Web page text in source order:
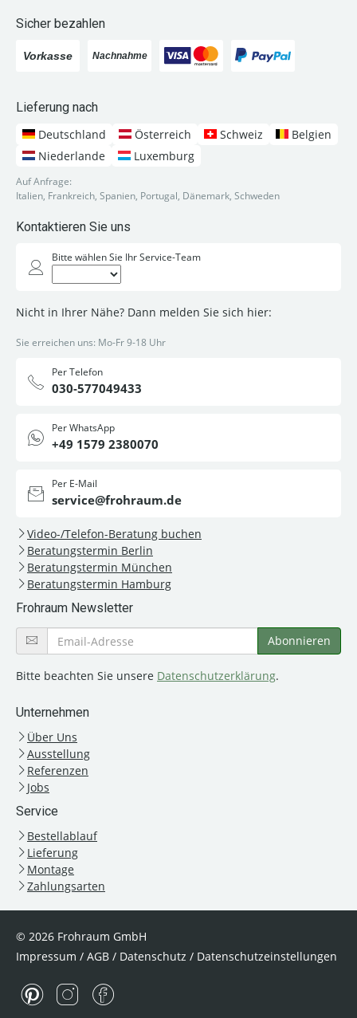
Sicher bezahlen
Lieferung nach
Deutschland
Österreich Schweiz
Belgien
Niederlande
Luxemburg
Auf Anfrage:
Italien, Frankreich, Spanien, Portugal, Dänemark, Schweden
Kontaktieren Sie uns
Bitte wählen Sie Ihr Service-Team
Nicht in Ihrer Nähe? Dann melden Sie sich hier:
Sie erreichen uns: Mo-Fr 9-18 Uhr
Per Telefon
030-577049433
Per WhatsApp
+49 1579 2380070
Per E-Mail
service@frohraum.de
Video-/Telefon-Beratung buchen
Beratungstermin Berlin
Beratungstermin München
Beratungstermin Hamburg
Frohraum Newsletter
Bitte beachten Sie unsere Datenschutzerklärung.
Unternehmen
Über Uns
Ausstellung
Referenzen
Jobs
Service
Bestellablauf
Lieferung
Montage
Zahlungsarten
© 2026 Frohraum GmbH
Impressum / AGB / Datenschutz / Datenschutzeinstellungen